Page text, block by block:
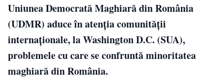
Uniunea Democrată Maghiară din România
(UDMR) aduce în atenția comunității
internaționale, la Washington D.C. (SUA),
problemele cu care se confruntă minoritatea
maghiară din România.